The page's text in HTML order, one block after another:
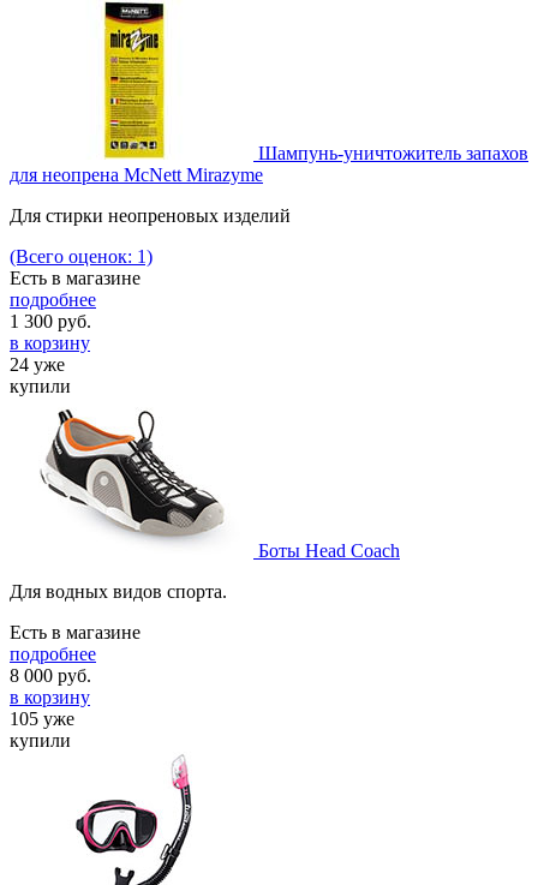
Шампунь-уничтожитель запахов
для неопрена McNett Mirazyme
Для стирки неопреновых изделий
(Всего оценок: 1)
Есть в магазине
подробнее
1 300 руб.
в корзину
24 уже
купили
Боты Head Coach
Для водных видов спорта.
Есть в магазине
подробнее
8 000 руб.
в корзину
105 уже
купили